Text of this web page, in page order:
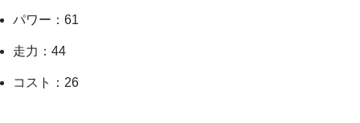
パワー：61
走力：44
コスト：26